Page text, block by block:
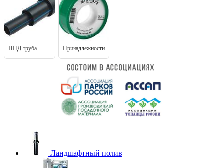
ПНД труба Принадлежности
Ландшафтный полив